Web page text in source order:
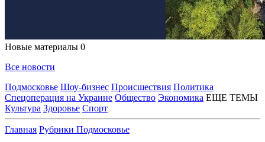
Новые материалы 0
Все новости
Подмосковье Шоу-бизнес Происшествия Политика
Спецоперация на Украине Общество Экономика ЕЩЕ ТЕМЫ
Культура Здоровье Спорт
Главная Рубрики Подмосковье